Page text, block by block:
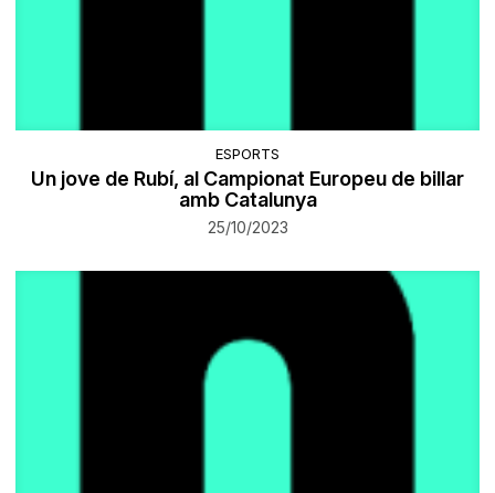
ESPORTS
Un jove de Rubí, al Campionat Europeu de billar
amb Catalunya
25/10/2023